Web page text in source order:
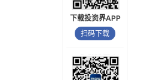
下载投资界APP
扫码下载